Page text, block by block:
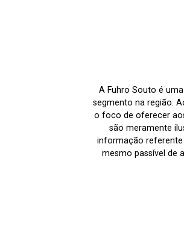
A Fuhro Souto é
segmento na região.
o foco de oferecer
são meramente
informação referente
mesmo passível de